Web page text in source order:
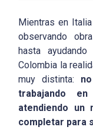
Mientras en
observando
hasta
Colombia la
muy distinta:
trabajando
atendiendo un
completar para